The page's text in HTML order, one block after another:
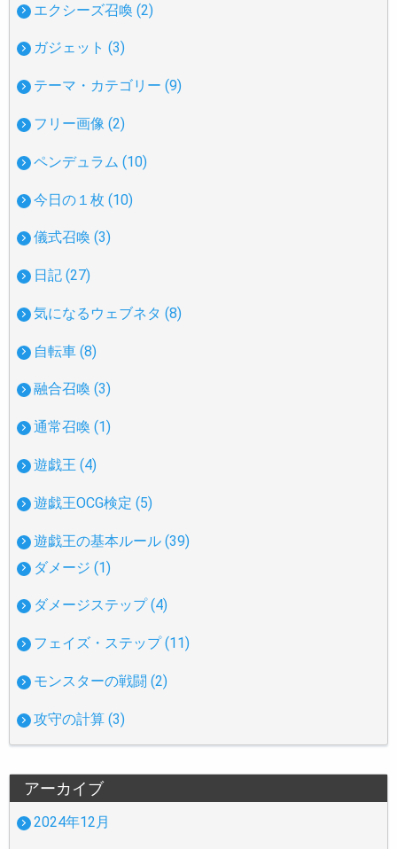
エクシーズ召喚 (2)
ガジェット (3)
テーマ・カテゴリー (9)
フリー画像 (2)
ペンデュラム (10)
今日の１枚 (10)
儀式召喚 (3)
日記 (27)
気になるウェブネタ (8)
自転車 (8)
融合召喚 (3)
通常召喚 (1)
遊戯王 (4)
遊戯王OCG検定 (5)
遊戯王の基本ルール (39)
ダメージ (1)
ダメージステップ (4)
フェイズ・ステップ (11)
モンスターの戦闘 (2)
攻守の計算 (3)
アーカイブ
2024年12月